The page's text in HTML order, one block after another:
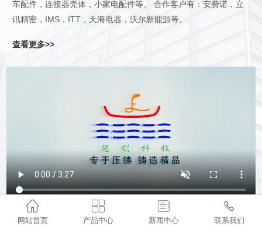
车配件，连接器壳体，小家电配件等。 合作客户有：安费诺，立
讯精密，IMS，ITT，天海电器，沃尔新能源等。
查看更多>>

网站首页

产品中心

新闻中心

联系我们